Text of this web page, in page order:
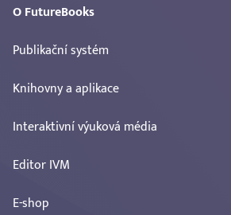
O FutureBooks
Publikační systém
Knihovny a aplikace
Interaktivní výuková média
Editor IVM
E-shop